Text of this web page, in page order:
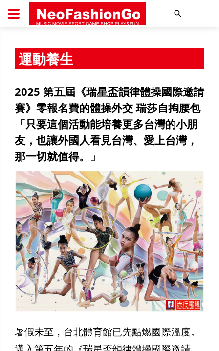
搜尋
運動養生
2025 第五屆《瑞星盃韻律體操國際邀請
賽》零報名費的體操外交 瑞莎自掏腰包
「只要這個活動能培養更多台灣的小朋
友，也讓外國人看見台灣、愛上台灣，
那一切就值得。」
暑假未至，台北體育館已先點燃國際溫度。